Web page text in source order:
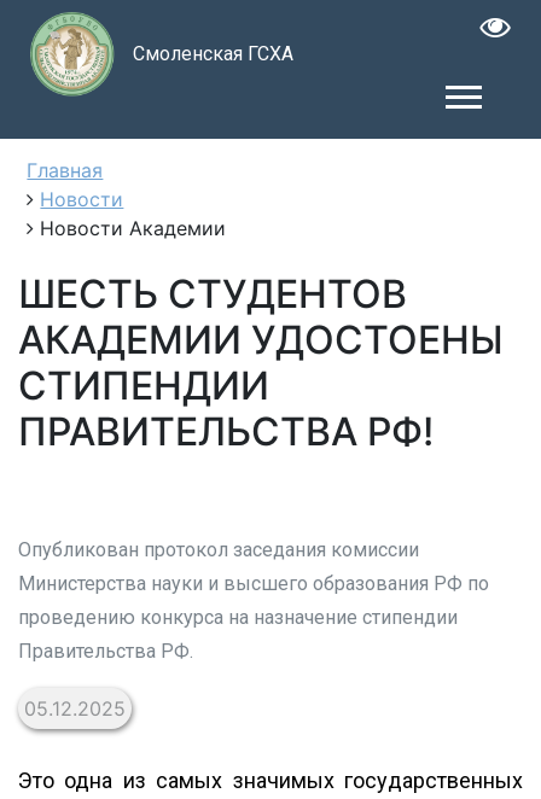
Смоленская ГСХА
Главная
Новости
Новости Академии
ШЕСТЬ СТУДЕНТОВ
АКАДЕМИИ УДОСТОЕНЫ
СТИПЕНДИИ
ПРАВИТЕЛЬСТВА РФ!
Опубликован протокол заседания комиссии
Министерства науки и высшего образования РФ по
проведению конкурса на назначение стипендии
Правительства РФ.
05.12.2025
Это одна из самых значимых государственных